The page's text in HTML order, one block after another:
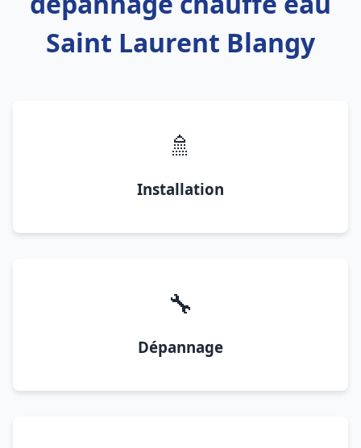
Saint Laurent Blangy
🚿
Installation
🔧
Dépannage